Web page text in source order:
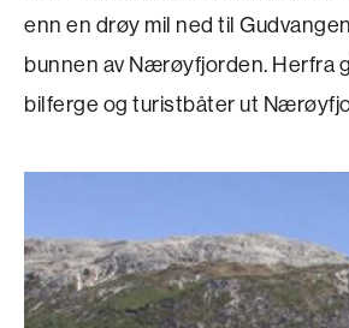
enn en drøy mil ned til
bunnen av Nærøyfjorden. Herfra
bilferge og turistbåter ut